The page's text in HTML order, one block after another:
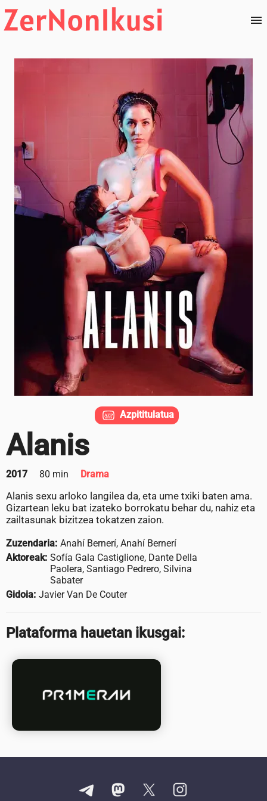
Alanis
2017 80 min Drama
Alanis sexu arloko langilea da, eta ume txiki baten ama.
Gizartean leku bat izateko borrokatu behar du, nahiz eta
zailtasunak bizitzea tokatzen zaion.
Zuzendaria: Anahí Bernerí, Anahí Bernerí
Aktoreak: Sofía Gala Castiglione, Dante Della
Paolera, Santiago Pedrero, Silvina
Sabater
Gidoia: Javier Van De Couter
Plataforma hauetan ikusgai:
Azpititulatua